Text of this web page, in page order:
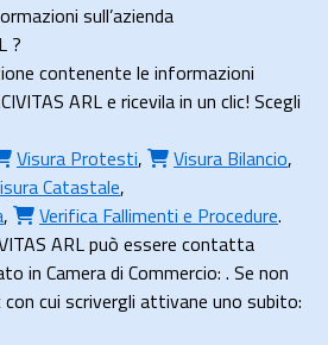
sull’azienda
?
contenente le informazioni
ARL e ricevila in un clic! Scegli
Visura Protesti, Visura Bilancio,
Catastale,
, Verifica Fallimenti e Procedure.
ARL può essere contatta
in Camera di Commercio: . Se non
cui scrivergli attivane uno subito: